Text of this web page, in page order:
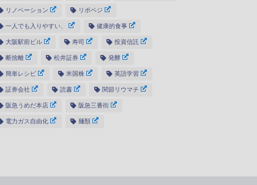
リノベーション リボベジ
一人でも入りやすい、 健康的食事
大阪駅前ビル 寿司 投資信託
断捨離 松井証券 発酵
簡単レシピ 米国株 英語学習
証券会社 読書 関節リウマチ
阪急うめだ本店 阪急三番街
電力ガス自由化 麺類